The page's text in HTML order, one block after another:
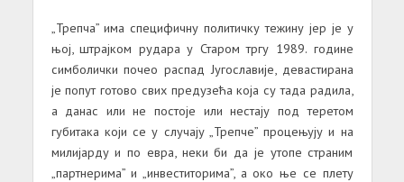
„Трепча” има специфичну политичку тежину јер је у
њој, штрајком рудара у Старом тргу 1989. године
симболички почео распад Југославије, девастирана
је попут готово свих предузећа која су тада радила,
а данас или не постоје или нестају под теретом
губитака који се у случају „Трепче” процењују и на
милијарду и по евра, неки би да је утопе страним
„партнерима” и „инвеститорима”, а око ње се плету